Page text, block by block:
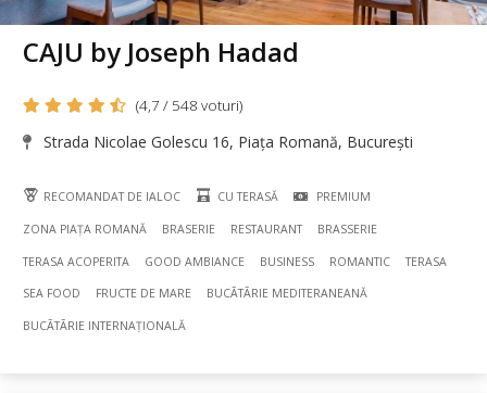
CAJU by Joseph Hadad
(4,7 / 548 voturi)
Strada Nicolae Golescu 16, Piața Romană, București
RECOMANDAT DE IALOC CU TERASĂ PREMIUM
ZONA PIAȚA ROMANĂ BRASERIE RESTAURANT BRASSERIE
TERASA ACOPERITA GOOD AMBIANCE BUSINESS ROMANTIC TERASA
SEA FOOD FRUCTE DE MARE BUCÃTÃRIE MEDITERANEANĂ
BUCÃTÃRIE INTERNAȚIONALĂ